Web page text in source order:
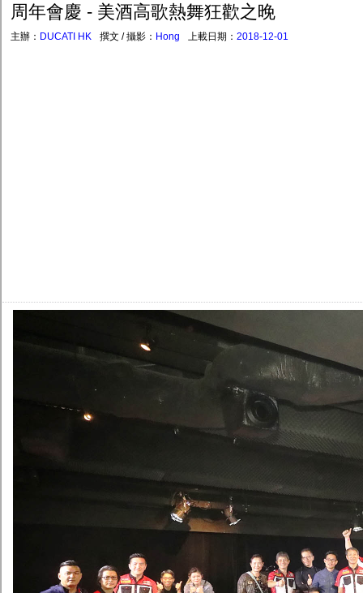
周年會慶 - 美酒高歌熱舞狂歡之晚
主辦： DUCATI HK 撰文 / 攝影： Hong 上載日期： 2018-12-01